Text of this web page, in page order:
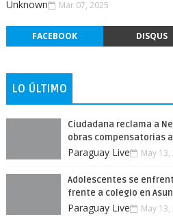
Unknown Mar 07, 2025
FACEBOOK DISQUS
LO ÚLTIMO
Ciudadana reclama a
obras compensatorias
Paraguay Live May 13,
Adolescentes se
frente a colegio en
Paraguay Live May 13,